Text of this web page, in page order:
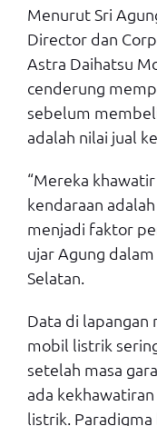
Menurut Sri
Director dan
Astra Daihatsu
cenderung
sebelum
adalah nilai jual
“Mereka
kendaraan
menjadi faktor
ujar Agung
Selatan.
Data di lapangan
mobil listrik
setelah masa
ada
listrik.